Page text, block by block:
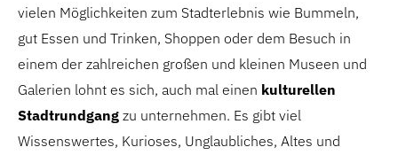
vielen Möglichkeiten zum Stadterlebnis wie Bummeln,
gut Essen und Trinken, Shoppen oder dem Besuch in
einem der zahlreichen großen und kleinen Museen und
Galerien lohnt es sich, auch mal einen kulturellen
Stadtrundgang zu unternehmen. Es gibt viel
Wissenswertes, Kurioses, Unglaubliches, Altes und